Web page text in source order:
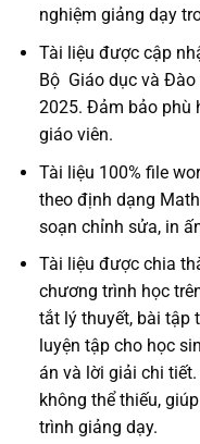
nghiệm giảng dạy
Tài liệu được cập
Bộ Giáo dụcvà Đào
2025. Đảm bảo phù
giáo viên.
Tài liệu 100% file
theo định dạng
soạn chỉnh sửa, in
Tài liệu được chia
chương trình học
tắt lý thuyết, bài tập
luyện tập cho học
án và lời giải chi
không thể thiếu,
trình giảng dạy.